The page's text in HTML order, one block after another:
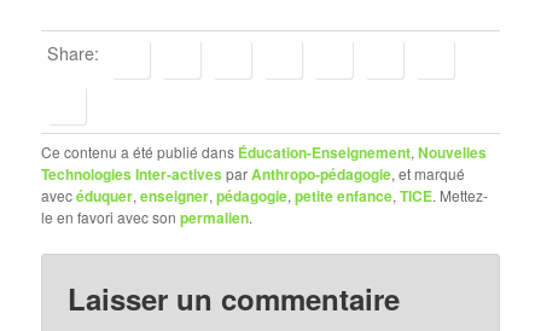
Share:
Ce contenu a été publié dans Éducation-Enseignement,Nouvelles
Technologies Inter-actives parAnthropo-pédagogie, et marqué
avecéduquer,enseigner,pédagogie,petite enfance,TICE. Mettez-
le en favori avec sonpermalien.
Laisser un commentaire